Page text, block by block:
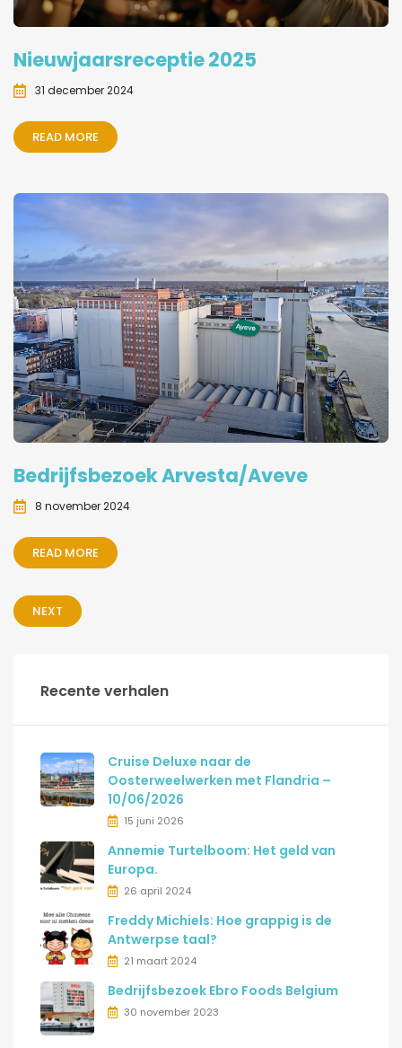
Nieuwjaarsreceptie 2025
31 december 2024
READ MORE
Bedrijfsbezoek Arvesta/Aveve
8 november 2024
READ MORE
NEXT
Recente verhalen
Cruise Deluxe naar de
Oosterweelwerken met Flandria –
10/06/2026
15 juni 2026
Annemie Turtelboom: Het geld van
Europa.
26 april 2024
Freddy Michiels: Hoe grappig is de
Antwerpse taal?
21 maart 2024
Bedrijfsbezoek Ebro Foods Belgium
30 november 2023